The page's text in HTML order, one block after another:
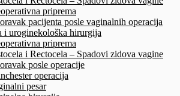
priprema
pacijenta posle vaginalnih operacija
i uroginekološka hirurgija
priprema
i Rectocela – Spadovi zidova vagine
posle operacije
operacija
pesar